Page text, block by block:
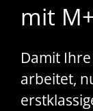
mit
Damit
arbeitet,